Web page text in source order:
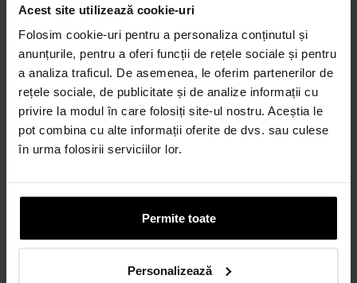
Acest site utilizează cookie-uri
Folosim cookie-uri pentru a personaliza conținutul și
anunțurile, pentru a oferi funcții de rețele sociale și pentru
a analiza traficul. De asemenea, le oferim partenerilor de
rețele sociale, de publicitate și de analize informații cu
privire la modul în care folosiți site-ul nostru. Aceștia le
pot combina cu alte informații oferite de dvs. sau culese
în urma folosirii serviciilor lor.
Permite toate
Personalizează
CALCULEAZĂ RATA
Consumer Financing IF.N. S.A.
CARD AVANTAJ
Până la 24 de rate fără dobândă.